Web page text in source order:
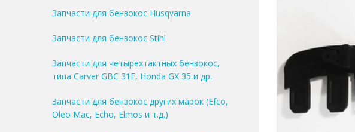
Запчасти для бензокос Husqvarna
Запчасти для бензокос Stihl
Запчасти для четырехтактных бензокос,
типа Carver GBC 31F, Honda GX 35 и др.
Запчасти для бензокос других марок (Efco,
Oleo Mac, Echo, Elmos и т.д.)